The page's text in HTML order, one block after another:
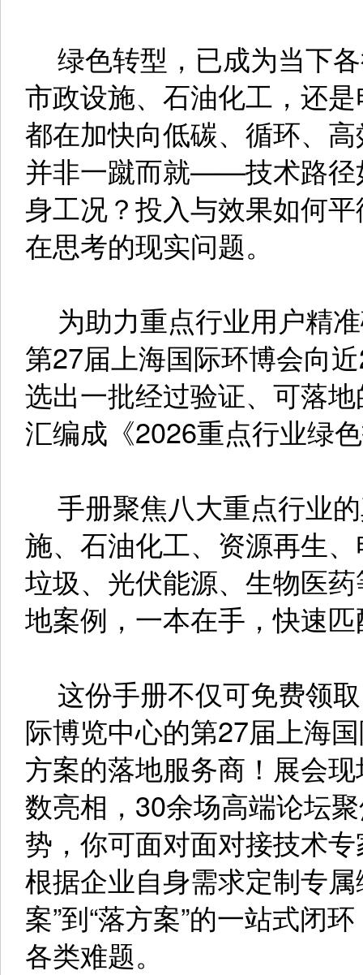
绿色转型，已成为当下
市政设施、石油化工，还
都在加快向低碳、循环、
并非一蹴而就——技术路径
身工况？投入与效果如何
在思考的现实问题。
为助力重点行业用户精
第27届上海国际环博会向
选出一批经过验证、可落
汇编成《2026重点行业绿
手册聚焦八大重点行业
施、石油化工、资源再生
垃圾、光伏能源、生物医
地案例，一本在手，快速
这份手册不仅可免费领
际博览中心的第27届上海
方案的落地服务商！展会
数亮相，30余场高端论坛
势，你可面对面对接技术
根据企业自身需求定制专
案”到“落方案”的一站式闭
各类难题。